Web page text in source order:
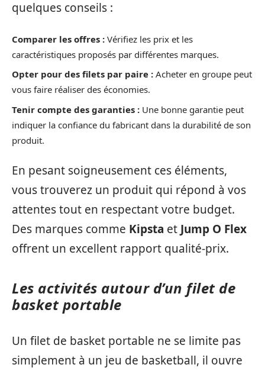
quelques conseils :
Comparer les offres : Vérifiez les prix et les
caractéristiques proposés par différentes marques.
Opter pour des filets par paire : Acheter en groupe peut
vous faire réaliser des économies.
Tenir compte des garanties : Une bonne garantie peut
indiquer la confiance du fabricant dans la durabilité de son
produit.
En pesant soigneusement ces éléments,
vous trouverez un produit qui répond à vos
attentes tout en respectant votre budget.
Des marques comme Kipsta et Jump O Flex
offrent un excellent rapport qualité-prix.
Les activités autour d’un filet de
basket portable
Un filet de basket portable ne se limite pas
simplement à un jeu de basketball, il ouvre